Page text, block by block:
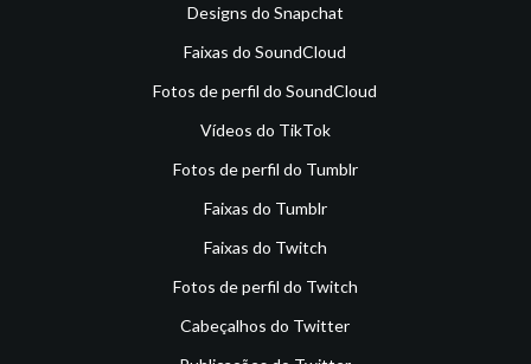
Designs do Snapchat
Faixas do SoundCloud
Fotos de perfil do SoundCloud
Vídeos do TikTok
Fotos de perfil do Tumblr
Faixas do Tumblr
Faixas do Twitch
Fotos de perfil do Twitch
Cabeçalhos do Twitter